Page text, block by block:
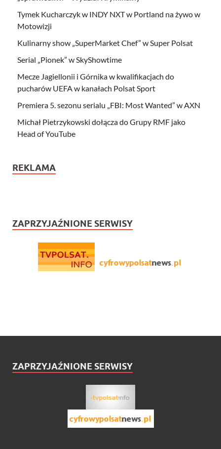
Tymek Kucharczyk w INDY NXT w Portland na żywo w
Motowizji
Kulinarny show „SuperMarket Chef” w Super Polsat
Serial „Pionek” w SkyShowtime
Mecze Jagiellonii i Górnika w kwalifikacjach do
pucharów UEFA w kanałach Polsat Sport
Premiera 5. sezonu serialu „FBI: Most Wanted” w AXN
Michał Pietrzykowski dołącza do Grupy RMF jako
Head of YouTube
REKLAMA
ZAPRZYJAŹNIONE SERWISY
ZAPRZYJAŹNIONE SERWISY